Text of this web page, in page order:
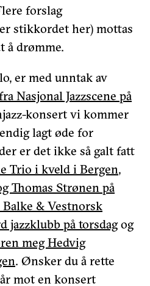
forslag
stikkordet her) mottas
å drømme.
er med unntak av
Nasjonal Jazzscene på
konsert vi kommer
lagt øde for
er det ikke så galt fatt
Trio i kveld i Bergen,
Thomas Strønen på
Balke & Vestnorsk
jazzklubb på torsdagog
meg Hedvig
. Ønsker du å rette
mot en konsert